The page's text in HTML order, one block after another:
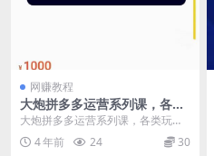
网赚教程
大炮拼多多运营系列课，各类​
玩法合集，拼多多运营玩法实
操
大炮拼多多运营系列课，各类​玩法
合集，拼多多运营玩法实操 课程目
录： ocpx联...
4 年前 24 30